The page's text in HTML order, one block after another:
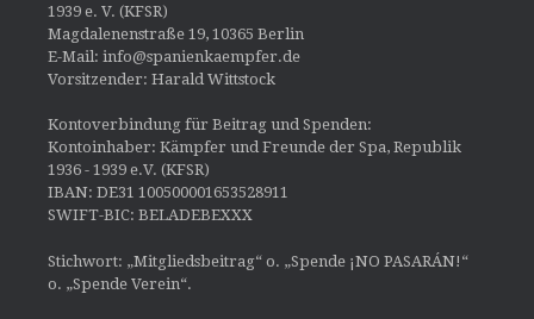
1939 e. V. (KFSR)
Magdalenenstraße 19, 10365 Berlin
E-Mail: info@spanienkaempfer.de
Vorsitzender: Harald Wittstock
Kontoverbindung für Beitrag und Spenden:
Kontoinhaber: Kämpfer und Freunde der Spa, Republik
1936 - 1939 e.V. (KFSR)
IBAN: DE31 100500001653528911
SWIFT-BIC: BELADEBEXXX
Stichwort: „Mitgliedsbeitrag“ o. „Spende ¡NO PASARÁN!“
o. „Spende Verein“.